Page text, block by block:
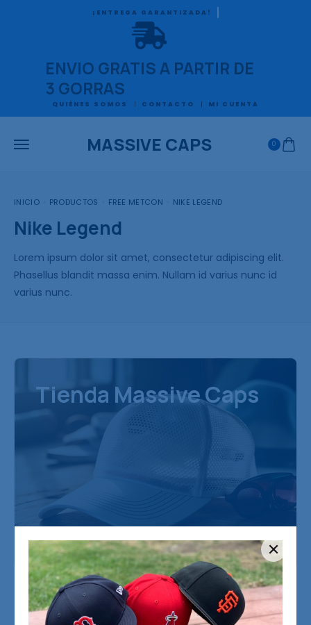
¡ENTREGA GARANTIZADA!
ENVIO GRATIS A PARTIR DE
3 GORRAS
QUIÉNES SOMOS CONTACTO MI CUENTA
MASSIVE CAPS 0
INICIO PRODUCTOS FREE METCON NIKE LEGEND
Nike Legend
Lorem ipsum dolor sit amet, consectetur adipiscing elit.
Phasellus blandit massa enim. Nullam id varius nunc id
varius nunc.
Tienda Massive Caps
Filtros Rápidos